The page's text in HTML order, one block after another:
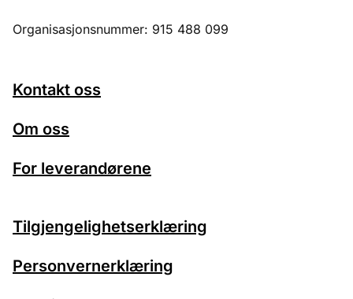
Organisasjonsnummer: 915 488 099
Kontakt oss
Om oss
For leverandørene
Tilgjengelighetserklæring
Personvernerklæring